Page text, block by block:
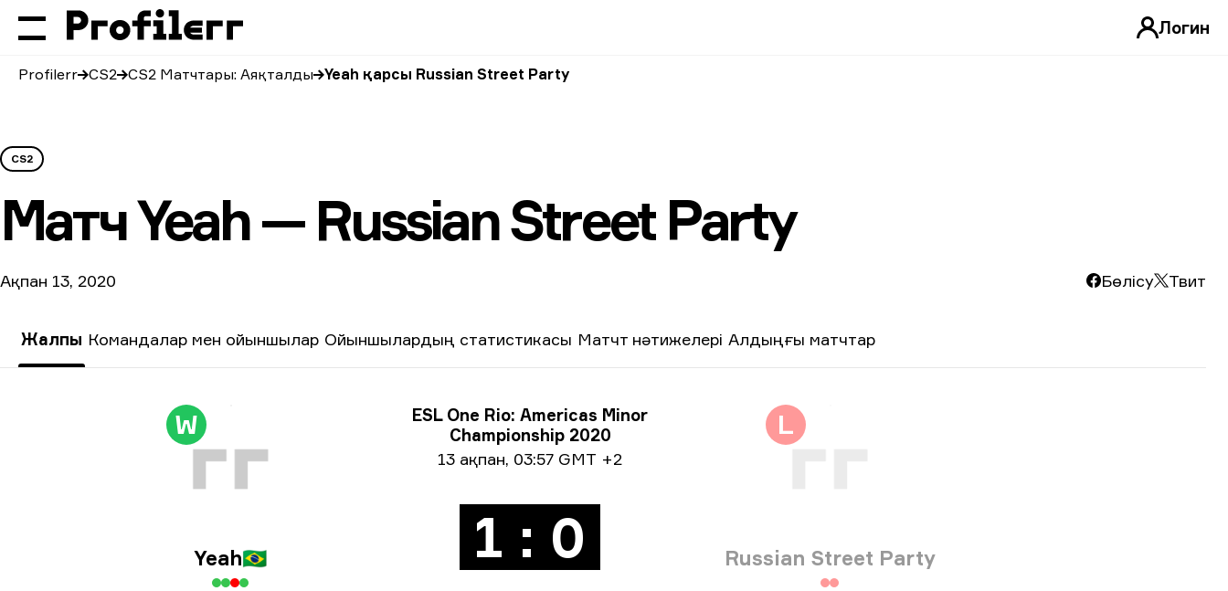
Логин
Profilerr CS2 CS2 Матчтары: Аяқталды Yeah қарсы Russian Street Party
CS2
МатчYeah — Russian Street Party
Ақпан 13, 2020 Бөлісу Твит
Жалпы Командалар мен ойыншылар Ойыншылардың статистикасы Матчт нәтижелері Алдыңғы матчтар
Турнир туралы ақпарат
ESL One Rio: Americas Minor
Championship 2020
Күні жайлы ақпарат
13 ақпан, 03:57 GMT +2
W
Yeah🇧🇷 1 : 0
L
Russian Street Party